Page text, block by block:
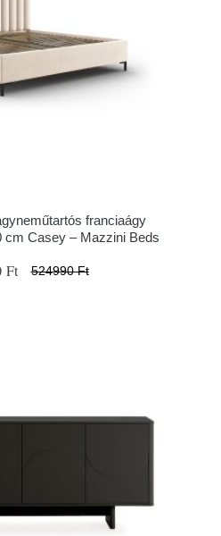
franciaágy
cm Casey – Mazzini Beds
Ft 524990 Ft